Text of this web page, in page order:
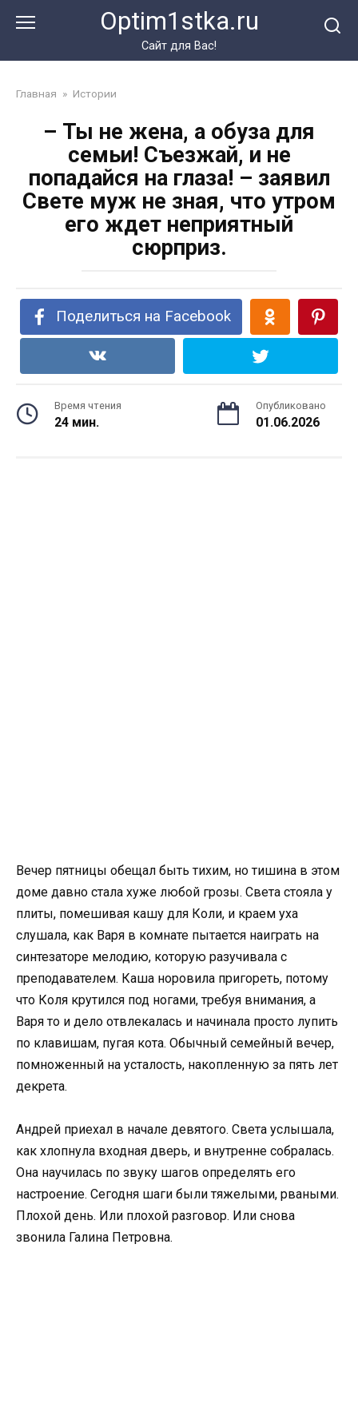
Optim1stka.ru
Сайт для Вас!
Главная » Истории
– Ты не жена, а обуза для
семьи! Съезжай, и не
попадайся на глаза! – заявил
Свете муж не зная, что утром
его ждет неприятный
сюрприз.
Поделиться на Facebook
Время чтения
24 мин.
Опубликовано
01.06.2026
Вечер пятницы обещал быть тихим, но тишина в этом
доме давно стала хуже любой грозы. Света стояла у
плиты, помешивая кашу для Коли, и краем уха
слушала, как Варя в комнате пытается наиграть на
синтезаторе мелодию, которую разучивала с
преподавателем. Каша норовила пригореть, потому
что Коля крутился под ногами, требуя внимания, а
Варя то и дело отвлекалась и начинала просто лупить
по клавишам, пугая кота. Обычный семейный вечер,
помноженный на усталость, накопленную за пять лет
декрета.
Андрей приехал в начале девятого. Света услышала,
как хлопнула входная дверь, и внутренне собралась.
Она научилась по звуку шагов определять его
настроение. Сегодня шаги были тяжелыми, рваными.
Плохой день. Или плохой разговор. Или снова
звонила Галина Петровна.